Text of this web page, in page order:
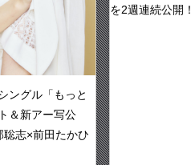
ングル「もっと
＆新アー写公
志×前田たかひ
を2週連続公開！